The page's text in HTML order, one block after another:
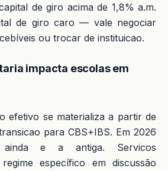
de giro acima de 1,8% a.m.
de giro caro — vale negociar
ou trocar de instituicao.
impacta escolas em
efetivo se materializa a partir de
para CBS+IBS. Em 2026
ainda e a antiga. Servicos
específico em discussão